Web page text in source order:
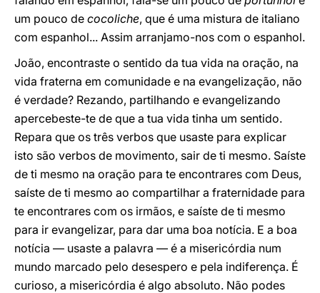
um pouco de cocoliche, que é uma mistura de italiano
com espanhol... Assim arranjamo-nos com o espanhol.
João, encontraste o sentido da tua vida na oração, na
vida fraterna em comunidade e na evangelização, não
é verdade? Rezando, partilhando e evangelizando
apercebeste-te de que a tua vida tinha um sentido.
Repara que os três verbos que usaste para explicar
isto são verbos de movimento, sair de ti mesmo. Saíste
de ti mesmo na oração para te encontrares com Deus,
saíste de ti mesmo ao compartilhar a fraternidade para
te encontrares com os irmãos, e saíste de ti mesmo
para ir evangelizar, para dar uma boa notícia. E a boa
notícia — usaste a palavra — é a misericórdia num
mundo marcado pelo desespero e pela indiferença. É
curioso, a misericórdia é algo absoluto. Não podes